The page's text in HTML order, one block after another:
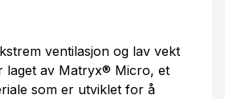
ventilasjon og lav vekt
laget av Matryx® Micro, et
som er utviklet for å